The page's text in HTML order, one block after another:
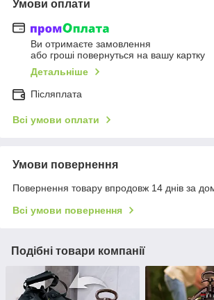
Умови оплати
Ви отримаєте замовлення
або гроші повернуться на вашу картку
Детальніше
Післяплата
Всі умови оплати
Умови повернення
Повернення товару впродовж 14 днів за
Всі умови повернення
Подібні товари компанії